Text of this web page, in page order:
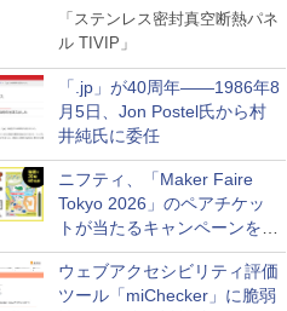
証実験で
「ステンレス密封真空断熱パネ
ル TIVIP」
「.jp」が40周年――1986年8
月5日、Jon Postel氏から村
井純氏に委任
ニフティ、「Maker Faire
Tokyo 2026」のペアチケッ
トが当たるキャンペーンをX
で実施。8月16日まで
ウェブアクセシビリティ評価
ツール「miChecker」に脆弱